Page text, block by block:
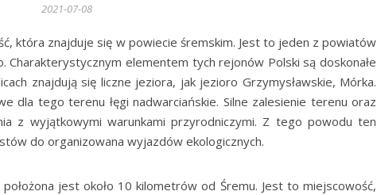
2021-07-08
która znajduje się w powiecie śremskim. Jest to jeden z powiatów
Charakterystycznym elementem tych rejonów Polski są doskonałe
znajdują się liczne jeziora, jak jezioro Grzymysławskie, Mórka.
dla tego terenu łęgi nadwarciańskie. Silne zalesienie terenu oraz
z wyjątkowymi warunkami przyrodniczymi. Z tego powodu ten
do organizowana wyjazdów ekologicznych.
jest około 10 kilometrów od Śremu. Jest to miejscowość,